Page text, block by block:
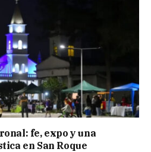
fe, expo y una
en San Roque